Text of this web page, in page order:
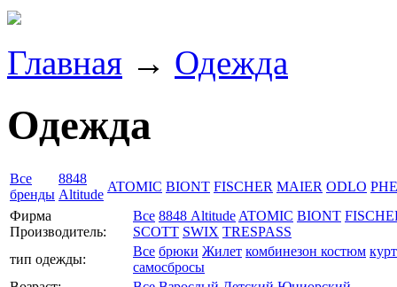
Главная → Одежда
Одежда
Все
бренды
8848
Altitude
ATOMIC BIONT FISCHER MAIER ODLO
Фирма
Производитель:
Все 8848 Altitude ATOMIC BIONT
SCOTT SWIX TRESPASS
тип одежды:
Все брюки Жилет комбинезон костюм
самосбросы